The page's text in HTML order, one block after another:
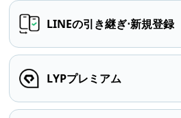
LINEの引き継ぎ⋅新規登録
LYPプレミアム